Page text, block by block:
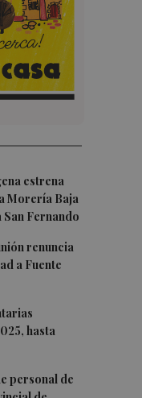
estrena
Morería Baja
San Fernando
renuncia
a Fuente
hasta
personal de